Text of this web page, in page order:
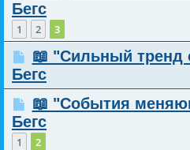
Бегс
1 2 3
📖 "Сильный тренд
Бегс
📖 "События
Бегс
1 2